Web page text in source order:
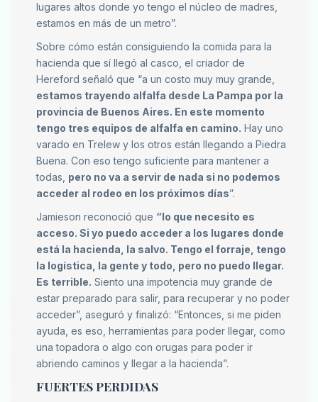
lugares altos donde yo tengo el núcleo de madres,
estamos en más de un metro”.
Sobre cómo están consiguiendo la comida para la
hacienda que sí llegó al casco, el criador de
Hereford señaló que “a un costo muy muy grande,
estamos trayendo alfalfa desde La Pampa por la
provincia de Buenos Aires. En este momento
tengo tres equipos de alfalfa en camino. Hay uno
varado en Trelew y los otros están llegando a Piedra
Buena. Con eso tengo suficiente para mantener a
todas, pero no va a servir de nada si no podemos
acceder al rodeo en los próximos días”.
Jamieson reconoció que “lo que necesito es
acceso. Si yo puedo acceder a los lugares donde
está la hacienda, la salvo. Tengo el forraje, tengo
la logística, la gente y todo, pero no puedo llegar.
Es terrible. Siento una impotencia muy grande de
estar preparado para salir, para recuperar y no poder
acceder”, aseguró y finalizó: “Entonces, si me piden
ayuda, es eso, herramientas para poder llegar, como
una topadora o algo con orugas para poder ir
abriendo caminos y llegar a la hacienda”.
FUERTES PERDIDAS